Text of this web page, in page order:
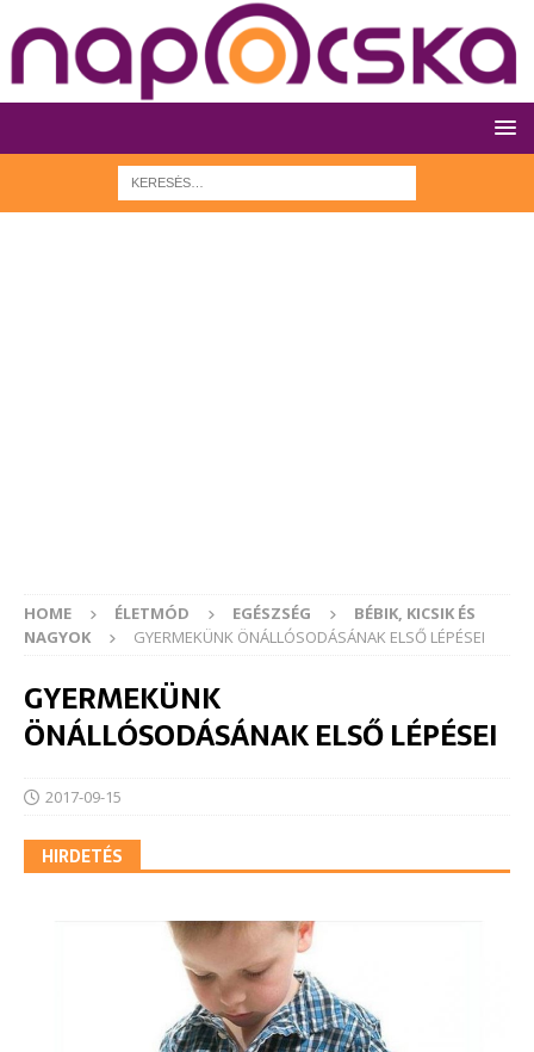
HOME ÉLETMÓD EGÉSZSÉG
BÉBIK, KICSIK ÉS
NAGYOK
GYERMEKÜNK ÖNÁLLÓSODÁSÁNAK ELSŐ LÉPÉSEI
GYERMEKÜNK
ÖNÁLLÓSODÁSÁNAK ELSŐ LÉPÉSEI
2017-09-15
HIRDETÉS